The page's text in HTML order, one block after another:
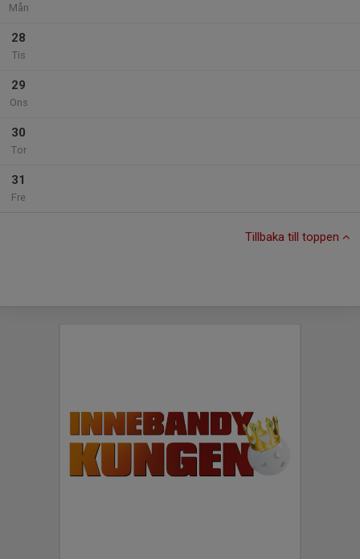
Mån
28
Tis
29
Ons
30
Tor
31
Fre
Tillbaka till toppen